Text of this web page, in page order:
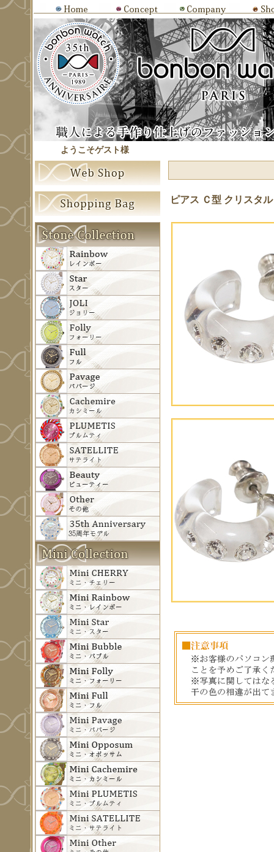
ようこそゲスト様
ピアス Ｃ型 クリスタル